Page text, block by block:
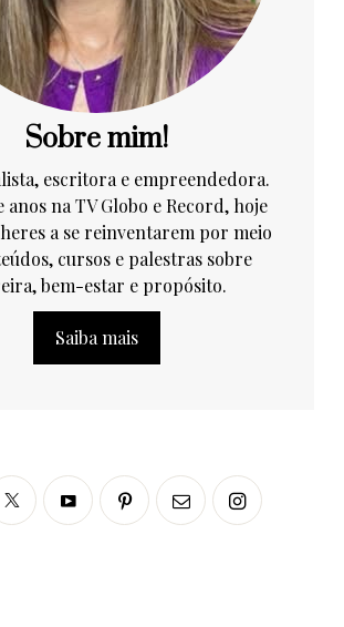
Sobre mim!
escritora e empreendedora.
anos na TV Globo e Record, hoje
a se reinventarem por meio
cursos e palestras sobre
bem-estar e propósito.
Saiba mais